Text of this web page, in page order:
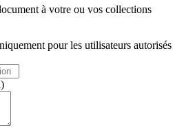
à votre ou vos collections
pour les utilisateurs autorisés